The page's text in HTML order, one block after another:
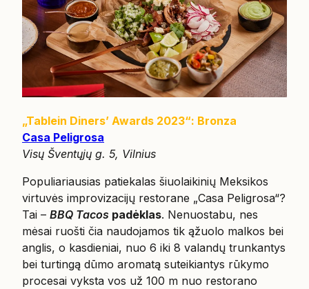
„Tablein Diners’ Awards 2023“: Bronza
Casa Peligrosa
Visų Šventųjų g. 5, Vilnius
Populiariausias patiekalas šiuolaikinių Meksikos
virtuvės improvizacijų restorane „Casa Peligrosa“?
Tai – BBQ Tacos padėklas. Nenuostabu, nes
mėsai ruošti čia naudojamos tik ąžuolo malkos bei
anglis, o kasdieniai, nuo 6 iki 8 valandų trunkantys
bei turtingą dūmo aromatą suteikiantys rūkymo
procesai vyksta vos už 100 m nuo restorano